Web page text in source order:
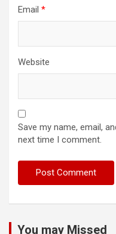
Email *
Website
Save my name, email,
next time I comment.
You may Missed